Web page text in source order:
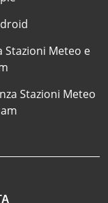
Stazioni Meteo e
Stazioni Meteo